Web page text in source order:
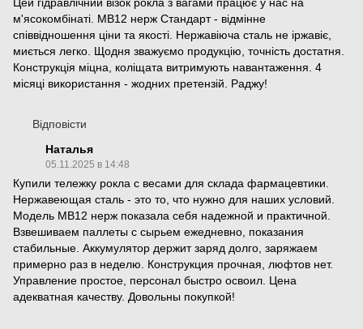
м'ясокомбінаті. МВ12 нерж Стандарт - відмінне
співвідношення ціни та якості. Нержавіюча сталь не іржавіє,
миється легко. Щодня зважуємо продукцію, точність достатня.
Конструкція міцна, коліщата витримують навантаження. 4
місяці використання - жодних претензій. Раджу!
Відповісти
Наталья
05.11.2025 в 14:48
Купили тележку рокла с весами для склада фармацевтики.
Нержавеющая сталь - это то, что нужно для наших условий.
Модель МВ12 нерж показала себя надежной и практичной.
Взвешиваем паллеты с сырьем ежедневно, показания
стабильные. Аккумулятор держит заряд долго, заряжаем
примерно раз в неделю. Конструкция прочная, люфтов нет.
Управление простое, персонал быстро освоил. Цена
адекватная качеству. Довольны покупкой!